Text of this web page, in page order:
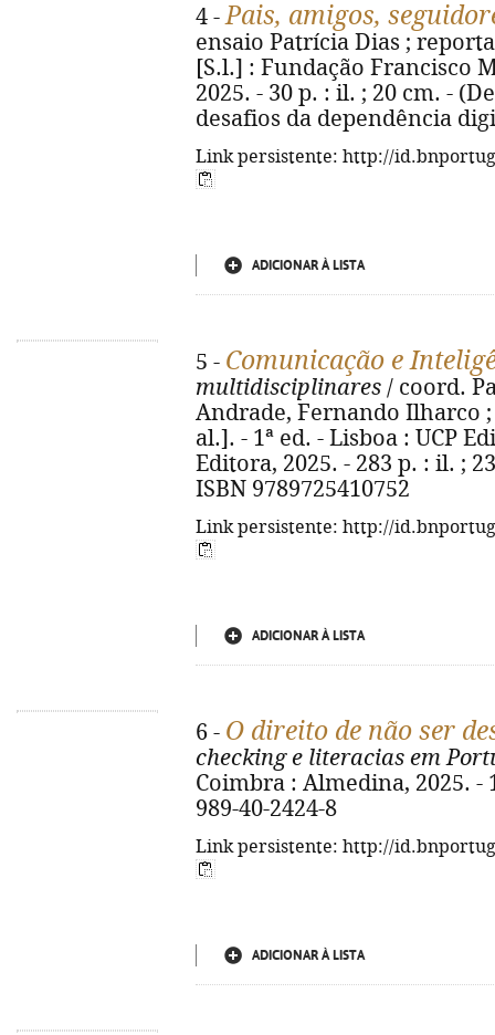
4 -Pais, amigos,
ensaio Patrícia Dias ;
[S.l.] : Fundação Francisco
2025. - 30 p. : il. ; 20 cm. -
desafios da dependência
Link persistente: http://
ADICIONAR À LISTA
5 - Comunicação e
multidisciplinares / coord.
Andrade, Fernando Ilharco
al.]. - 1ª ed. - Lisboa : UCP
Editora, 2025. - 283 p. : il. ;
ISBN 9789725410752
Link persistente: http://
ADICIONAR À LISTA
6 - O direito de não ser
checking e literacias em
Coimbra : Almedina, 2025. -
989-40-2424-8
Link persistente: http://
ADICIONAR À LISTA